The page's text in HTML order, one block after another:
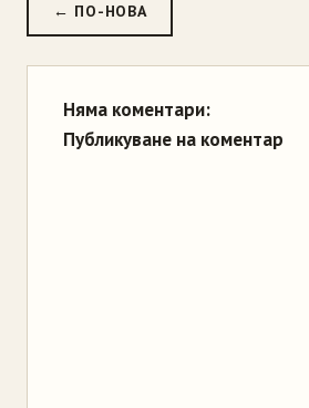
← ПО-НОВА
Няма коментари:
Публикуване на коментар